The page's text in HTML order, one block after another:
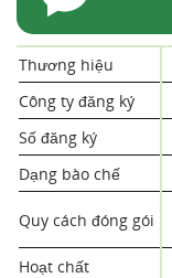
Thương hiệu
Công ty đăng ký
Số đăng ký
Dạng bào chế
Quy cách đóng gói
Hoạt chất